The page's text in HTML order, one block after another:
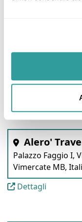
Gattinoni
Alero'
Palazzo Faggio I,
Vimercate MB,
Dettagli